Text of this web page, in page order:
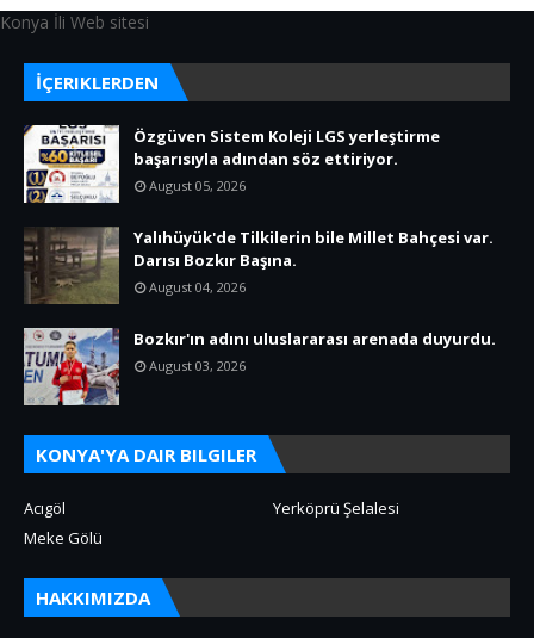
Konya İli Web sitesi
İÇERIKLERDEN
Özgüven Sistem Koleji LGS yerleştirme
başarısıyla adından söz ettiriyor.
August 05, 2026
Yalıhüyük'de Tilkilerin bile Millet Bahçesi var.
Darısı Bozkır Başına.
August 04, 2026
Bozkır'ın adını uluslararası arenada duyurdu.
August 03, 2026
KONYA'YA DAIR BILGILER
Acıgöl
Yerköprü Şelalesi
Meke Gölü
HAKKIMIZDA